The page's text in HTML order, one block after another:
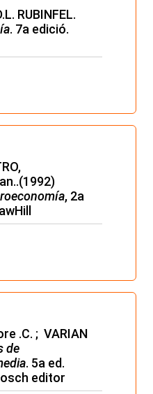
RUBINFEL.
. 7a edició.
, 2a
.C. ; VARIAN
de
. 5a ed.
editor